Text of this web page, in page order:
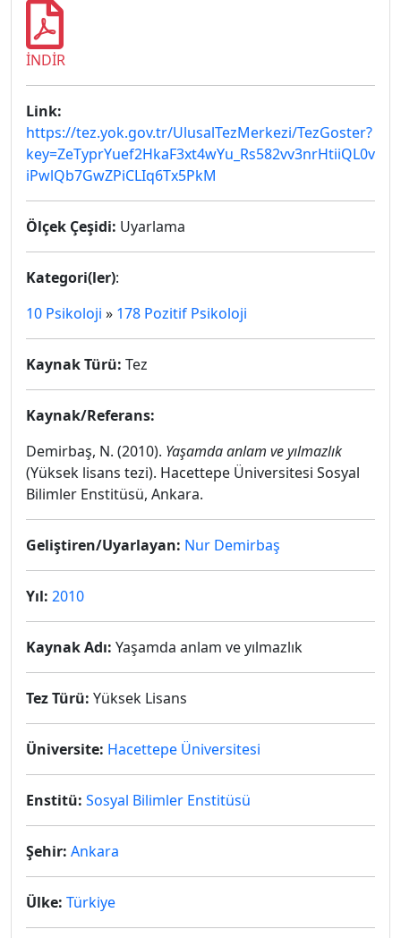
İNDİR
Link:
https://tez.yok.gov.tr/UlusalTezMerkezi/TezGoster?
key=ZeTyprYuef2HkaF3xt4wYu_Rs582vv3nrHtiiQL0v
iPwlQb7GwZPiCLIq6Tx5PkM
Ölçek Çeşidi: Uyarlama
Kategori(ler):
10 Psikoloji » 178 Pozitif Psikoloji
Kaynak Türü: Tez
Kaynak/Referans:
Demirbaş, N. (2010). Yaşamda anlam ve yılmazlık
(Yüksek lisans tezi). Hacettepe Üniversitesi Sosyal
Bilimler Enstitüsü, Ankara.
Geliştiren/Uyarlayan: Nur Demirbaş
Yıl: 2010
Kaynak Adı: Yaşamda anlam ve yılmazlık
Tez Türü: Yüksek Lisans
Üniversite: Hacettepe Üniversitesi
Enstitü: Sosyal Bilimler Enstitüsü
Şehir: Ankara
Ülke: Türkiye